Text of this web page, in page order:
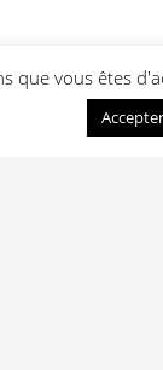
vous êtes
Accepter